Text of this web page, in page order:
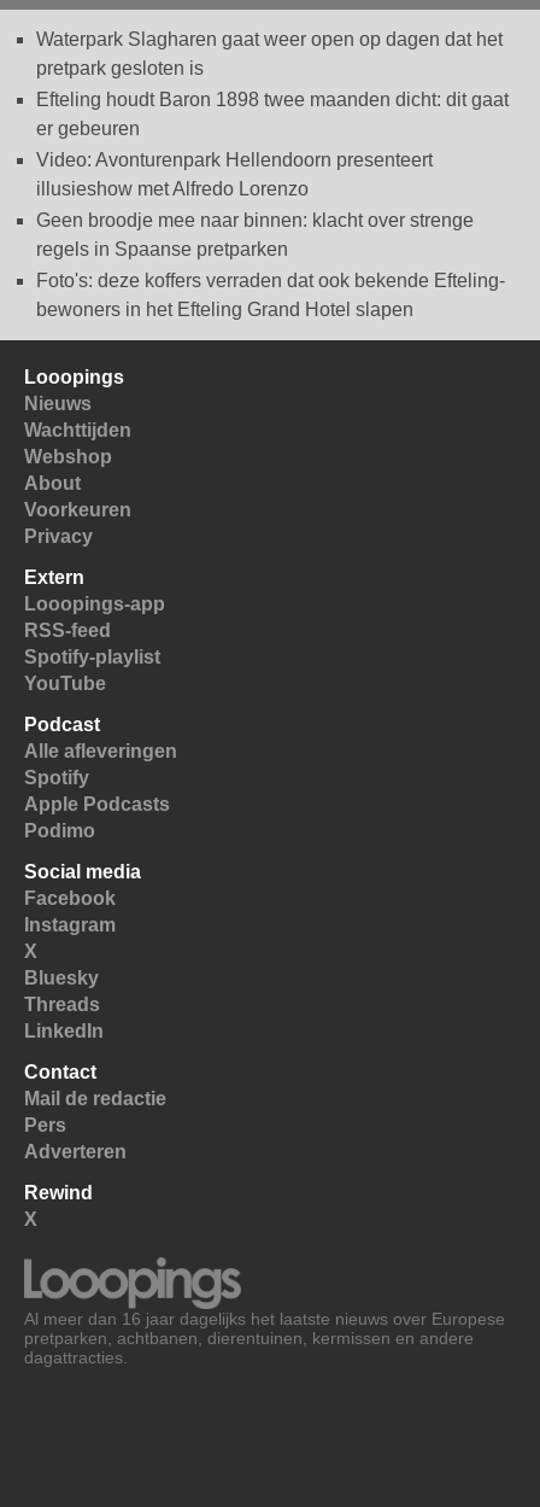
Waterpark Slagharen gaat weer open op dagen dat het
pretpark gesloten is
Efteling houdt Baron 1898 twee maanden dicht: dit gaat
er gebeuren
Video: Avonturenpark Hellendoorn presenteert
illusieshow met Alfredo Lorenzo
Geen broodje mee naar binnen: klacht over strenge
regels in Spaanse pretparken
Foto's: deze koffers verraden dat ook bekende Efteling-
bewoners in het Efteling Grand Hotel slapen
Looopings
Nieuws
Wachttijden
Webshop
About
Voorkeuren
Privacy
Extern
Looopings-app
RSS-feed
Spotify-playlist
YouTube
Podcast
Alle afleveringen
Spotify
Apple Podcasts
Podimo
Social media
Facebook
Instagram
X
Bluesky
Threads
LinkedIn
Contact
Mail de redactie
Pers
Adverteren
Rewind
X
Al meer dan 16 jaar dagelijks het laatste nieuws over Europese
pretparken, achtbanen, dierentuinen, kermissen en andere
dagattracties.